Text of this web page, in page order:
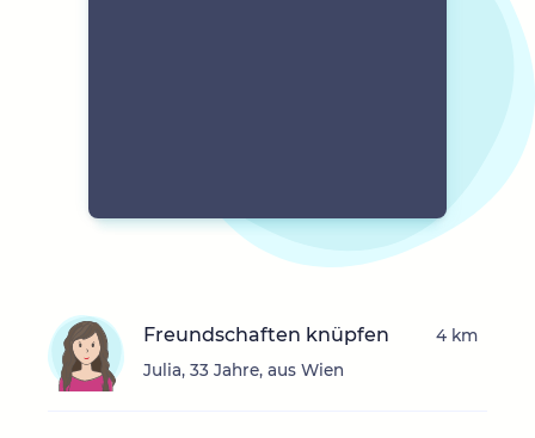
Freundschaften knüpfen
Julia, 33 Jahre, aus Wien
4 km